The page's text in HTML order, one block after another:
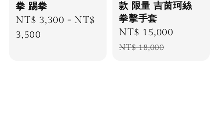
拳 踢拳
Regular
price
NT$ 3,300 - NT$
3,500
款 限量 吉茵珂絲
拳擊手套
Sale
price
NT$ 15,000
NT$ 18,000